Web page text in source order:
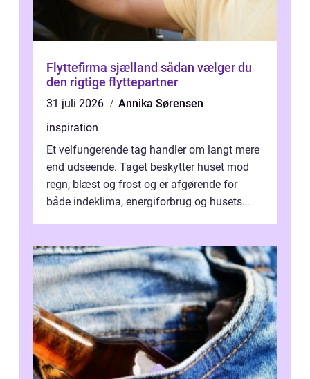
Flyttefirma sjælland sådan vælger du
den rigtige flyttepartner
31 juli 2026
Annika Sørensen
inspiration
Et velfungerende tag handler om langt mere
end udseende. Taget beskytter huset mod
regn, blæst og frost og er afgørende for
både indeklima, energiforbrug og husets